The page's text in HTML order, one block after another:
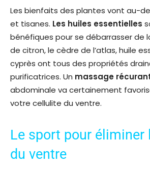
Les bienfaits des plantes vont au-
et tisanes. Les huiles essentielles
bénéfiques pour se débarrasser de
de citron, le cèdre de l’atlas, huile
cyprès ont tous des propriétés
purificatrices. Un massage
abdominale va certainement
votre cellulite du ventre.
Le sport pour éliminer
du ventre